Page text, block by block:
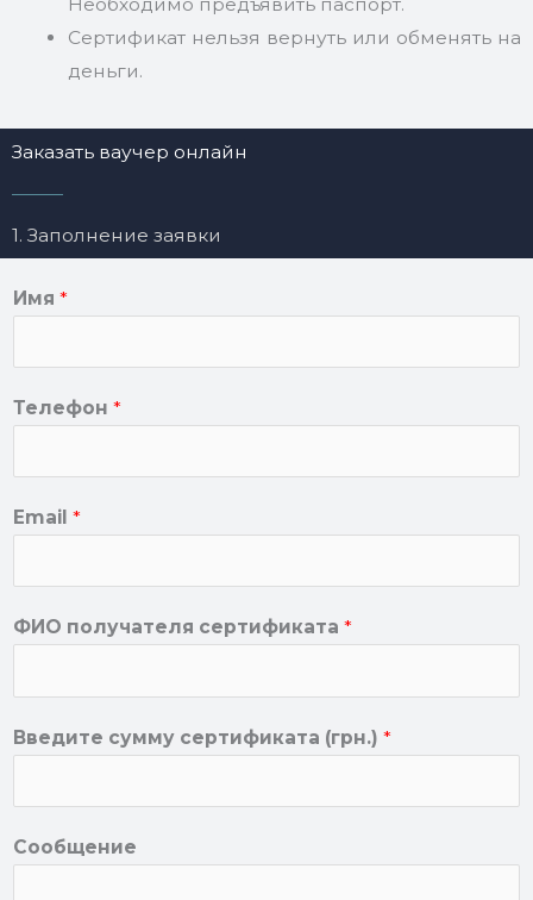
Необходимо предъявить паспорт.
Сертификат нельзя вернуть или обменять на
деньги.
Заказать ваучер онлайн
1. Заполнение заявки
Имя *
Телефон *
Email *
ФИО получателя сертификата *
Введите сумму сертификата (грн.) *
Сообщение